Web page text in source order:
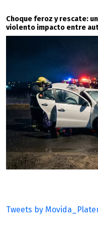
Choque feroz y rescate:
violento impacto entre
Tweets by